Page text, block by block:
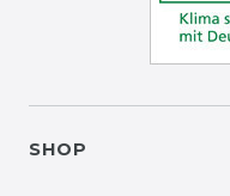
SHOP